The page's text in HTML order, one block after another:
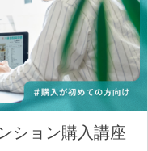
ション購入講座